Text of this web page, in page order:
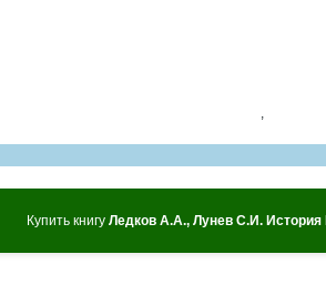
,
Купить книгу Ледков А.А., Лунев С.И. История